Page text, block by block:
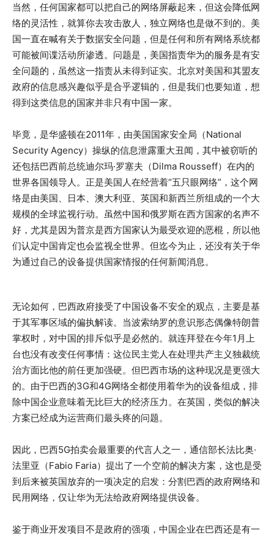
当然，任何国家都可以把自己的网络屏蔽起来，但这会降低网
络的灵活性，就算你去攻击敌人，独立网络也是做不到的。美
国一直在喊有关于数据安全问题，但是任何和所有网络系统都
可能被间谍活动所渗透。问题是，美国指责华为的服务是有安
全问题的，虽然这一指责从未得到证实。北京对美国和其盟友
政府的信息感兴趣似乎是合乎逻辑的，但是我们也要知道，想
得到这类信息的国家并非只有中国一家。
毕竟，是华盛顿在2011年，由美国国家安全局（National
Security Agency）操纵的信息泄露重大丑闻，其中被窃听的
还包括巴西前总统迪尔玛·罗塞夫（Dilma Rousseff）在内的
世界各国领导人。正是美国人在经营着“五只眼网络”，这个网
络是由美国、日本、澳大利亚、英国和新西兰所组成的一个大
规模的全球监视行动。虽然中国和俄罗斯在西方国家的名声不
好，尤其是因为普京是西方国家认为最受欢迎的恶棍，所以他
们认定中国肯定也会监视全世界。但迄今为止，还没有关于华
为通过自己的设备提供国家情报的任何新闻消息。
无论如何，巴西政府接受了中国设备不安全的观点，主要是基
于其军事区域的偏执解读。当波索纳罗的意识形态偶像特朗普
掌权时，对中国的排斥似乎是必然的。就连拜登在今年1月上
台也没有改变任何事情：这位民主党人在处理共产主义独裁统
治方面比他的前任更加强硬。但巴西市场的这种现况是更强大
的。由于巴西的3G和4G网络全都使用着华为的设备组成，排
除中国企业意味着无比巨大的经济压力。在英国，类似的解决
方案已经成为运营商们最头疼的问题。
因此，巴西5G拍卖会最重要的代言人之一，通信部长法比奥·
法里亚（Fabio Faria）提出了一个空前的解决方案，这也是受
到后来被英国放弃的一项决定的启发：分割巴西的政府网络和
民用网络，仅让华为无法给政府网络提供设备。
鉴于商业开发项目不是政府的强项，中国企业在巴西还是有一